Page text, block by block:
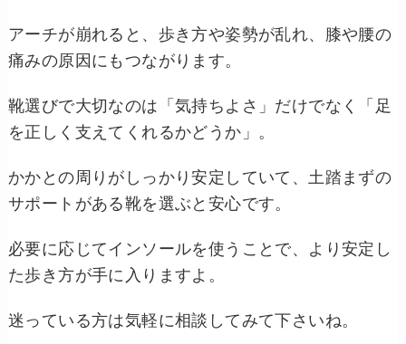
アーチが崩れると、歩き方や姿勢が乱れ、膝や腰の
痛みの原因にもつながります。
靴選びで大切なのは「気持ちよさ」だけでなく「足
を正しく支えてくれるかどうか」。
かかとの周りがしっかり安定していて、土踏まずの
サポートがある靴を選ぶと安心です。
必要に応じてインソールを使うことで、より安定し
た歩き方が手に入りますよ。
迷っている方は気軽に相談してみて下さいね。